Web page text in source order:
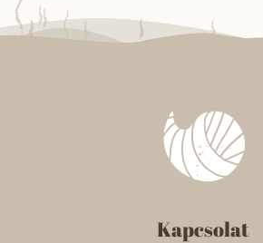
Kapcsolat